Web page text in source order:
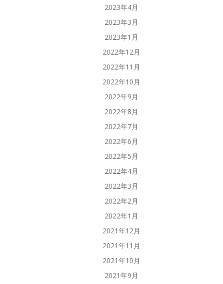
2023年4月
2023年3月
2023年1月
2022年12月
2022年11月
2022年10月
2022年9月
2022年8月
2022年7月
2022年6月
2022年5月
2022年4月
2022年3月
2022年2月
2022年1月
2021年12月
2021年11月
2021年10月
2021年9月